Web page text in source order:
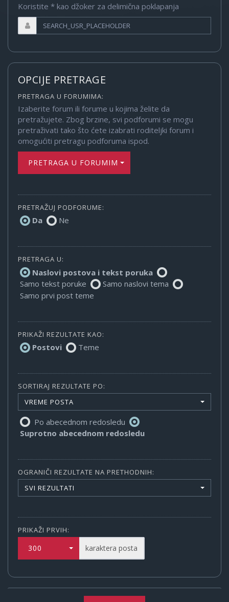
Koristite * kao džoker za delimična poklapanja
OPCIJE PRETRAGE
PRETRAGA U FORUMIMA:
Izaberite forum ili forume u kojima želite da
pretražujete. Zbog brzine, svi podforumi se mogu
pretraživati tako što ćete izabrati roditeljki forum i
omogućiti pretragu podforuma ispod.
PRETRAGA U FORUMIMA
PRETRAŽUJ PODFORUME:
Da Ne
PRETRAGA U:
Naslovi postova i tekst poruka
Samo tekst poruke
Samo naslovi tema
Samo prvi post teme
PRIKAŽI REZULTATE KAO:
Postovi Teme
SORTIRAJ REZULTATE PO:
VREME POSTA
Po abecednom redosledu
Suprotno abecednom redosledu
OGRANIČI REZULTATE NA PRETHODNIH:
SVI REZULTATI
PRIKAŽI PRVIH:
300 karaktera posta